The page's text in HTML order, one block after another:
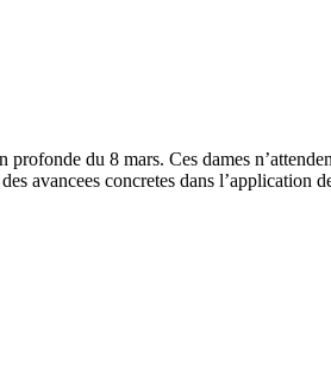
du 8 mars. Ces dames
avancees concretes dans l’application